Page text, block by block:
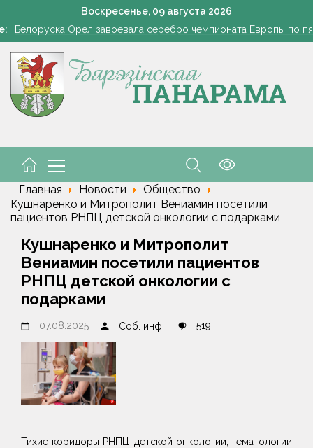
Воскресенье, 09 августа 2026
101 год — целая эпоха!
Белоруска Орел завоевала серебро чемпионата Европы по
В Жорновке проходит турслёт сотрудников ГКСЭ
Есть комбайнеры-тысячники в «Здравушка-Агро»
101 год — целая эпоха!
Главная Новости
Общество
Кушнаренко и Митрополит Вениамин посетили
пациентов РНПЦ детской онкологии с подарками
Кушнаренко и Митрополит
Вениамин посетили пациентов
РНПЦ детской онкологии с
подарками
07.08.2025 Соб. инф. 519
Тихие коридоры РНПЦ детской онкологии, гематологии